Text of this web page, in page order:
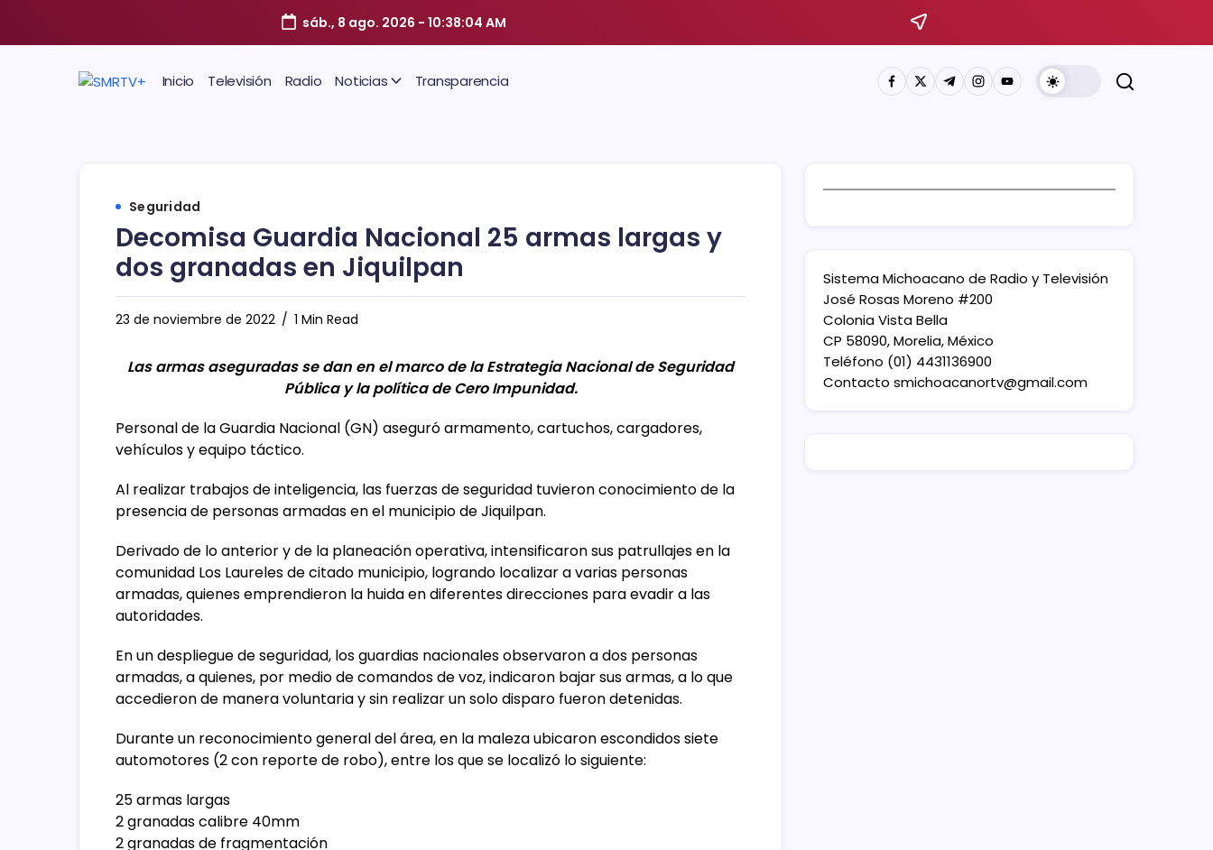
sáb., 8 ago. 2026 -10:38:05 AM
Inicio Televisión Radio Noticias Transparencia
Seguridad
Decomisa Guardia Nacional 25 armas largas y
dos granadas en Jiquilpan
23 de noviembre de 2022 1 Min Read
Las armas aseguradas se dan en el marco de la Estrategia Nacional de Seguridad
Pública y la política de Cero Impunidad.
Personal de la Guardia Nacional (GN) aseguró armamento, cartuchos, cargadores,
vehículos y equipo táctico.
Al realizar trabajos de inteligencia, las fuerzas de seguridad tuvieron conocimiento de la
presencia de personas armadas en el municipio de Jiquilpan.
Derivado de lo anterior y de la planeación operativa, intensificaron sus patrullajes en la
comunidad Los Laureles de citado municipio, logrando localizar a varias personas
armadas, quienes emprendieron la huida en diferentes direcciones para evadir a las
autoridades.
En un despliegue de seguridad, los guardias nacionales observaron a dos personas
armadas, a quienes, por medio de comandos de voz, indicaron bajar sus armas, a lo que
accedieron de manera voluntaria y sin realizar un solo disparo fueron detenidas.
Durante un reconocimiento general del área, en la maleza ubicaron escondidos siete
automotores (2 con reporte de robo), entre los que se localizó lo siguiente:
25 armas largas
2 granadas calibre 40mm
2 granadas de fragmentación
Sistema Michoacano de Radio y Televisión
José Rosas Moreno #200
Colonia Vista Bella
CP 58090, Morelia, México
Teléfono (01) 4431136900
Contacto smichoacanortv@gmail.com